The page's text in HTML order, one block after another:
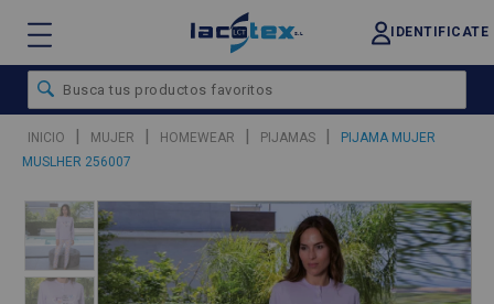
IDENTIFICATE
INICIO | MUJER | HOMEWEAR | PIJAMAS |
PIJAMA MUJER
MUSLHER 256007